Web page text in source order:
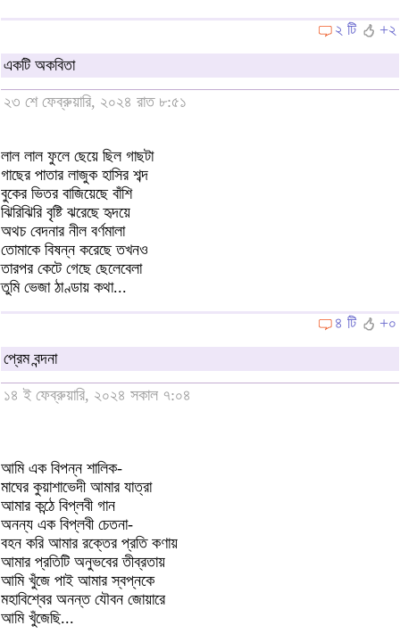
২ টি
+২
একটি অকবিতা
২৩ শে ফেব্রুয়ারি, ২০২৪ রাত ৮:৫১
লাল লাল ফুলে ছেয়ে ছিল গাছটা
গাছের পাতার লাজুক হাসির শব্দ
বুকের ভিতর বাজিয়েছে বাঁশি
ঝিরিঝিরি বৃষ্টি ঝরেছে হৃদয়ে
অথচ বেদনার নীল বর্ণমালা
তোমাকে বিষন্ন করেছে তখনও
তারপর কেটে গেছে ছেলেবেলা
তুমি ভেজা ঠাণ্ডায় কথা...
৪ টি
+০
প্রেম বন্দনা
১৪ ই ফেব্রুয়ারি, ২০২৪ সকাল ৭:০৪
আমি এক বিপন্ন শালিক-
মাঘের কুয়াশাভেদী আমার যাত্রা
আমার কন্ঠে বিপ্লবী গান
অনন্য এক বিপ্লবী চেতনা-
বহন করি আমার রক্তের প্রতি কণায়
আমার প্রতিটি অনুভবের তীব্রতায়
আমি খুঁজে পাই আমার স্বপ্নকে
মহাবিশ্বের অনন্ত যৌবন জোয়ারে
আমি খুঁজেছি...